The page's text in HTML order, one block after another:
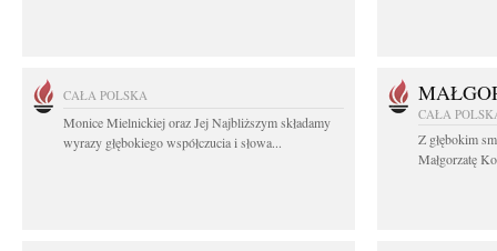
CAŁA POLSKA
Monice Mielnickiej oraz Jej Najbliższym składamy
wyrazy głębokiego współczucia i słowa...
CAŁA
Z głębokim
Małgorzatę